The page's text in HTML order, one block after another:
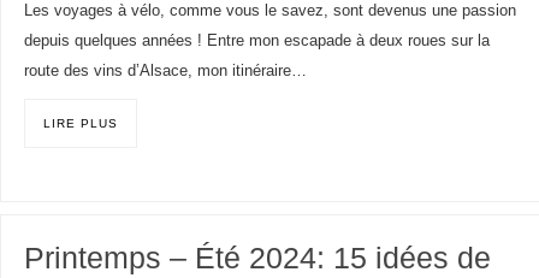
Les voyages à vélo, comme vous le savez, sont devenus une passion
depuis quelques années ! Entre mon escapade à deux roues sur la
route des vins d’Alsace, mon itinéraire…
LIRE PLUS
Printemps – Été 2024: 15 idées de